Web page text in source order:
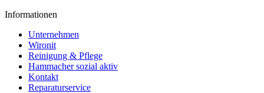
Informationen
Unternehmen
Wironit
Reinigung & Pflege
Hammacher sozial aktiv
Kontakt
Reparaturservice